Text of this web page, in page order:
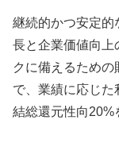
継続的かつ安定的
長と企業価値向上
クに備えるため
で、業績に応じた
結総還元性向20%